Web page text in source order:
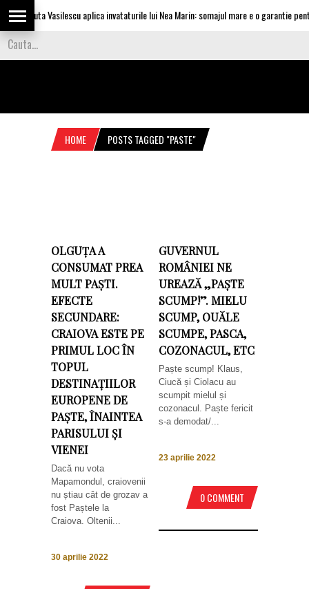
Olguta Vasilescu aplica invataturile lui Nea Marin: somajul mare e o garantie
HOME POSTS TAGGED "PASTE"
OLGUȚA A
CONSUMAT PREA
MULT PAȘTI.
EFECTE
SECUNDARE:
CRAIOVA ESTE PE
PRIMUL LOC ÎN
TOPUL
DESTINAȚIILOR
EUROPENE DE
PAȘTE, ÎNAINTEA
PARISULUI ȘI
VIENEI
Dacă nu vota
Mapamondul, craiovenii
nu știau cât de grozav a
fost Paștele la
Craiova. Oltenii...
30 aprilie 2022
GUVERNUL
ROMÂNIEI NE
UREAZĂ „PAȘTE
SCUMP!”. MIELU
SCUMP, OUĂLE
SCUMPE, PASCA,
COZONACUL, ETC
Paște scump! Klaus,
Ciucă și Ciolacu au
scumpit mielul și
cozonacul. Paște fericit
s-a demodat/...
23 aprilie 2022
0 COMMENT